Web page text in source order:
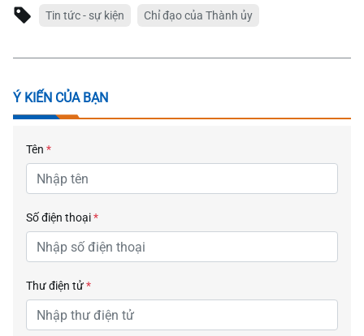
Tin tức - sự kiện Chỉ đạo của Thành ủy
Ý KIẾN CỦA BẠN
Tên *
Số điện thoại*
Thư điện tử*